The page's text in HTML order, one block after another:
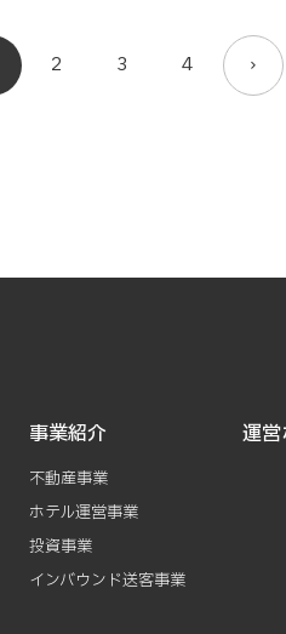
2 3 4
事業紹介
不動産事業
ホテル運営事業
投資事業
インバウンド送客事業
運営